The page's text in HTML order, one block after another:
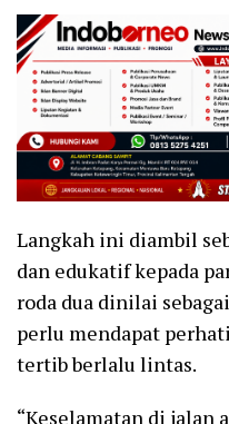
Langkah ini diambil
dan edukatif kepada
roda dua dinilai
perlu mendapat
tertib berlalu lintas.
“Keselamatan di jalan